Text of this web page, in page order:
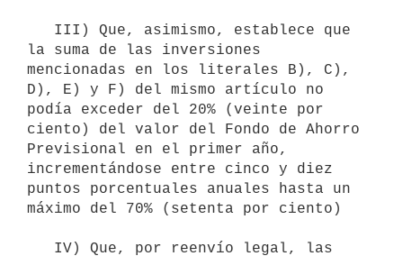
la suma de las inversiones
mencionadas en los literales B), C),
D), E) y F) del mismo artículo no
podía exceder del 20% (veinte por
ciento) del valor del Fondo de Ahorro
Previsional en el primer año,
incrementándose entre cinco y diez
puntos porcentuales anuales hasta un
máximo del 70% (setenta por ciento)